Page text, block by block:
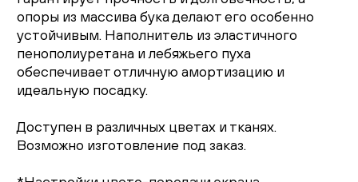
опоры из массива бука делают его особенно
устойчивым. Наполнитель из эластичного
пенополиуретана и лебяжьего пуха
обеспечивает отличную амортизацию и
идеальную посадку.
Доступен в различных цветах и тканях.
Возможно изготовление под заказ.